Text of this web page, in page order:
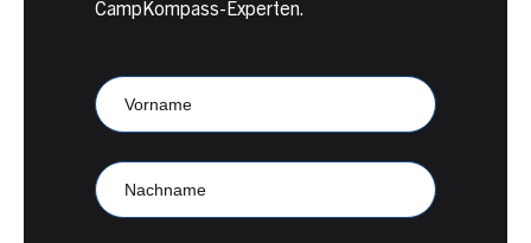
CampKompass-Experten.
CampKompass
Vorname
Nachname